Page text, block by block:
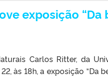
exposição “Da
Carlos Ritter, da
às 18h, a exposição “Da